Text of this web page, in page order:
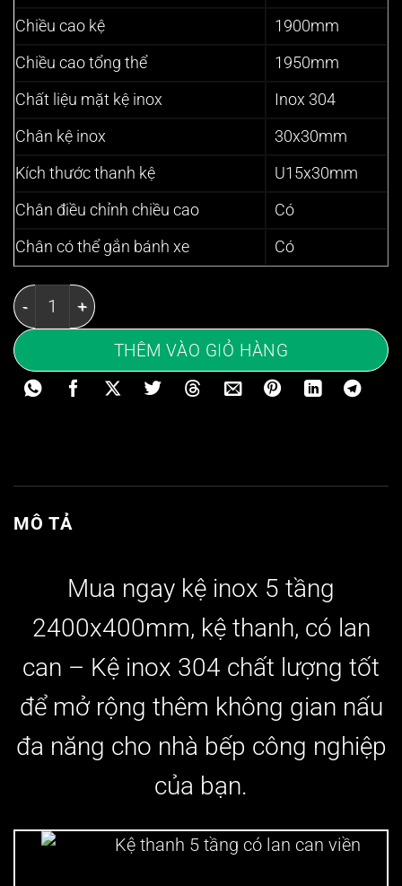
Chiều cao kệ 1900mm
Chiều cao tổng thể 1950mm
Chất liệu mặt kệ inox Inox 304
Chân kệ inox 30x30mm
Kích thước thanh kệ U15x30mm
Chân điều chỉnh chiều cao Có
Chân có thể gắn bánh xe Có
Kệ inox 5 tầng 2400x400mm - Kệ thanh inox có lan
THÊM VÀO GIỎ HÀNG
MÔ TẢ
Mua ngay kệ inox 5 tầng
2400x400mm, kệ thanh, có lan
can – Kệ inox 304 chất lượng tốt
để mở rộng thêm không gian nấu
đa năng cho nhà bếp công nghiệp
của bạn.